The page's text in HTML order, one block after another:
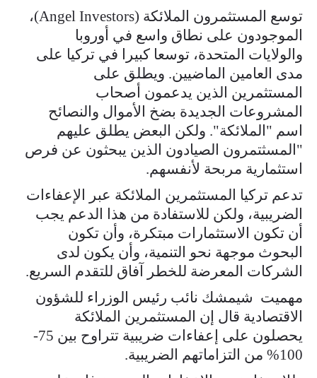
توسع المستثمرون الملائكة (Angel Investors)،
الموجودون على نطاق واسع في أوروبا
والولايات المتحدة، توسعا كبيرا في تركيا على
مدى العامين الماضيين. ويطلق على
المستثمرين الذين يدعمون أصحاب
المشروعات الجديدة بضخ الأموال والنصائح
اسم "الملائكة". ولكن البعض يطلق عليهم
"المسثتمرون الصيادون الذين يبحثون عن فرص
استثمارية مربحة لأنفسهم.
تدعم تركيا المستثمرين الملائكة عبر الإعفاءات
الضريبية، ولكن للاستفادة من هذا الدعم يجب
أن تكون الاستثمارات مبتكرة، وأن تكون
البحوث موجهة نحو التنمية، وأن يكون لدى
الشركات المعرضة للخطر آفاق للتقدم السريع.
مهميت شيمشك نائب رئيس الوزراء للشؤون
الاقتصادية قال إن المستثمرين الملائكة
يحصلون على إعفاءات ضريبية تتراوح بين 75-
100% من التزاماتهم الضريبية.